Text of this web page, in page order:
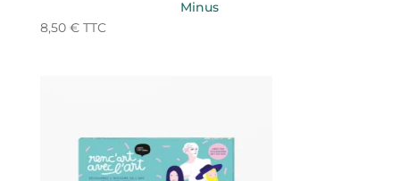
Minus
8,50 € TTC